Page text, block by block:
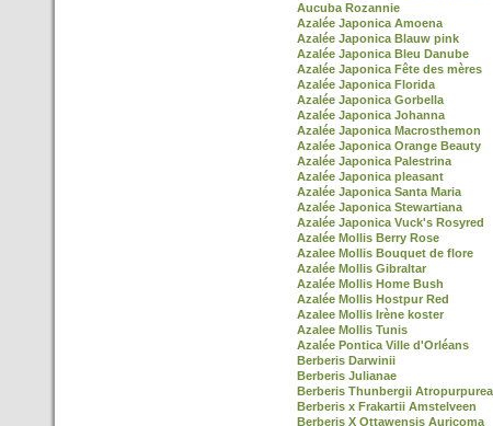
Aucuba Rozannie
Azalée Japonica Amoena
Azalée Japonica Blauw pink
Azalée Japonica Bleu Danube
Azalée Japonica Fête des mères
Azalée Japonica Florida
Azalée Japonica Gorbella
Azalée Japonica Johanna
Azalée Japonica Macrosthemon
Azalée Japonica Orange Beauty
Azalée Japonica Palestrina
Azalée Japonica pleasant
Azalée Japonica Santa Maria
Azalée Japonica Stewartiana
Azalée Japonica Vuck's Rosyred
Azalée Mollis Berry Rose
Azalee Mollis Bouquet de flore
Azalée Mollis Gibraltar
Azalée Mollis Home Bush
Azalée Mollis Hostpur Red
Azalee Mollis Irène koster
Azalee Mollis Tunis
Azalée Pontica Ville d'Orléans
Berberis Darwinii
Berberis Julianae
Berberis Thunbergii
Berberis x Frakartii Amstelveen
Berberis X Ottawensis Auricoma